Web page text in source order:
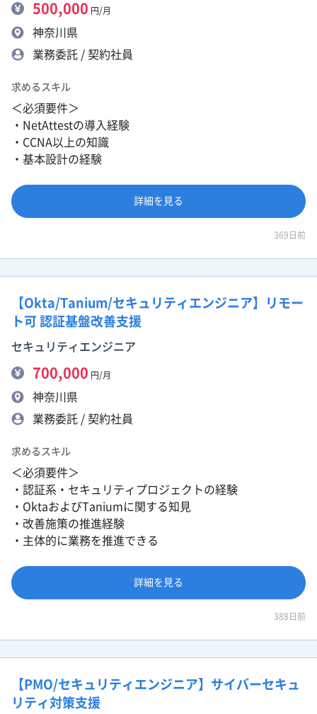
500,000 円/月
神奈川県
業務委託 / 契約社員
求めるスキル
＜必須要件＞
・NetAttestの導入経験
・CCNA以上の知識
・基本設計の経験
詳細を見る
369日前
【Okta/Tanium/セキュリティエンジニア】リモー
ト可 認証基盤改善支援
セキュリティエンジニア
700,000 円/月
神奈川県
業務委託 / 契約社員
求めるスキル
＜必須要件＞
・認証系・セキュリティプロジェクトの経験
・OktaおよびTaniumに関する知見
・改善施策の推進経験
・主体的に業務を推進できる
詳細を見る
388日前
【PMO/セキュリティエンジニア】サイバーセキュ
リティ対策支援